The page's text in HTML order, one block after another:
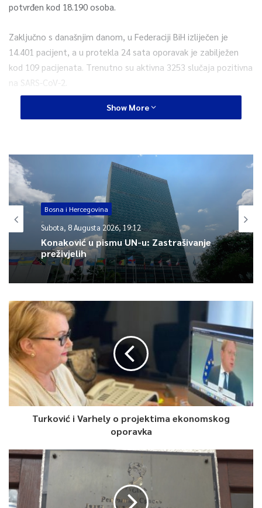
potvrđen kod 18.190 osoba.
Zaključno s današnjim danom, u Federaciji BiH izliječen je
14.401 pacijent, a u protekla 24 sata oporavak je zabilježen
kod 109 pacijenata. Trenutno su aktivna 3253 slučaja pozitivna
na SARS-CoV-2.
U protekla 24 sata Zavodu je prijavljeno sedam smrtnih ishoda.
Federacije BiH je 536, i to 354 muškaraca i 182 žene.
0
Article Rating
Show More
Bosna i Hercegovina
Subota, 8 Augusta 2026, 19:12
Konaković u pismu UN-u: Zastrašivanje
preživjelih
Turković i Varhely o projektima ekonomskog
oporavka